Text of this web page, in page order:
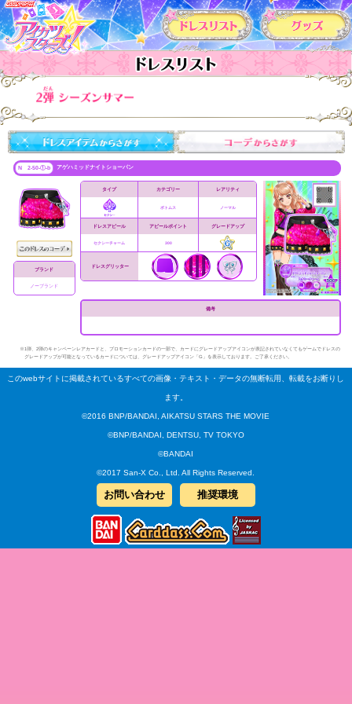
カードリスト
N 2-50-①-b アゲハミッドナイトショーパン
ブランド
ノーブランド
タイプ カテゴリー レアリティ
ボトムス ノーマル
ドレスアピール アピールポイント グレードアップ
セクシーチャーム 300
ドレスグリッター
備考
※1弾、2弾のキャンペーンレアカードと、プロモーションカードの一部で、カードにグレードアップアイコンが表記されていなくてもゲームでドレスの
グレードアップが可能となっているカードについては、グレードアップアイコン「G」を表示しております。ご了承ください。
このwebサイトに掲載されているすべての画像・テキスト・データの無断転用、転載をお断りし
ます。
©2016 BNP/BANDAI, AIKATSU STARS THE MOVIE
©BNP/BANDAI, DENTSU, TV TOKYO
©BANDAI
©2017 San-X Co., Ltd. All Rights Reserved.
お問い合わせ 推奨環境